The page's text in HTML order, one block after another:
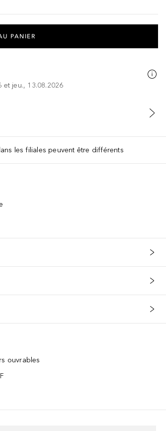
PANIER
et jeu., 13.08.2026
les filiales peuvent être différents
ouvrables